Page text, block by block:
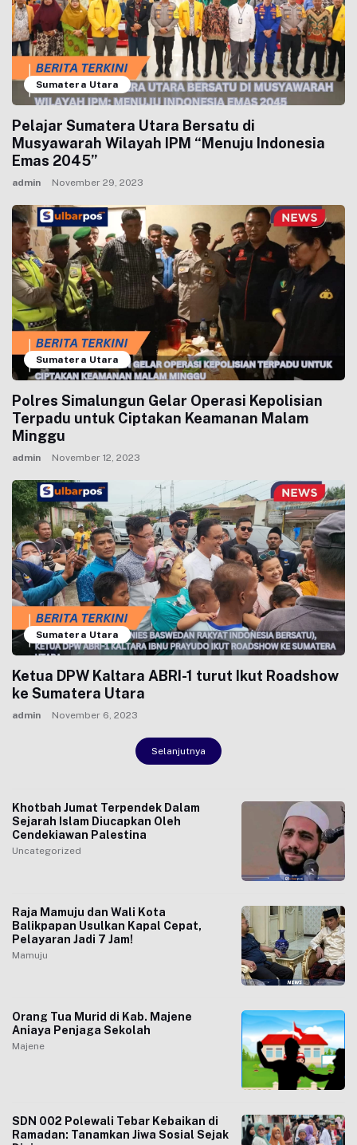
Khotbah Jumat Terpendek Dalam
Sejarah Islam Diucapkan Oleh
Cendekiawan Palestina
Uncategorized
Raja Mamuju dan Wali Kota
Balikpapan Usulkan Kapal Cepat,
Pelayaran Jadi 7 Jam!
Mamuju
Orang Tua Murid di Kab. Majene
Aniaya Penjaga Sekolah
Majene
SDN 002 Polewali Tebar Kebaikan di
Ramadan: Tanamkan Jiwa Sosial Sejak
Sumatera Utara
Pelajar Sumatera Utara Bersatu di
Musyawarah Wilayah IPM “Menuju Indonesia
Emas 2045”
admin November 29, 2023
Sumatera Utara
Polres Simalungun Gelar Operasi Kepolisian
Terpadu untuk Ciptakan Keamanan Malam
Minggu
admin November 12, 2023
Sumatera Utara
Ketua DPW Kaltara ABRI-1 turut Ikut Roadshow
ke Sumatera Utara
admin November 6, 2023
Selanjutnya